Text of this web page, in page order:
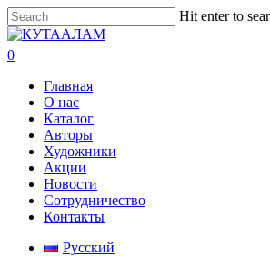
Skip
to
main
content
Hit enter to
Close
Search
search
0
Главная
О нас
Каталог
Авторы
Художники
Акции
Новости
Сотрудничество
Контакты
Русский